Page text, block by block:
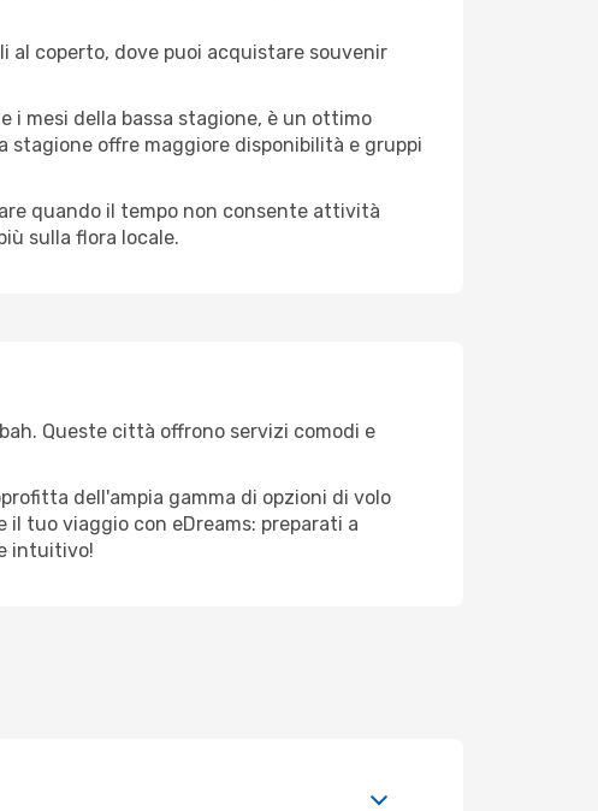
al coperto, dove puoi acquistare souvenir
i mesi della bassa stagione, è un ottimo
stagione offre maggiore disponibilità e gruppi
quando il tempo non consente attività
sulla flora locale.
Queste città offrono servizi comodi e
dell'ampia gamma di opzioni di volo
tuo viaggio con eDreams: preparati a
intuitivo!